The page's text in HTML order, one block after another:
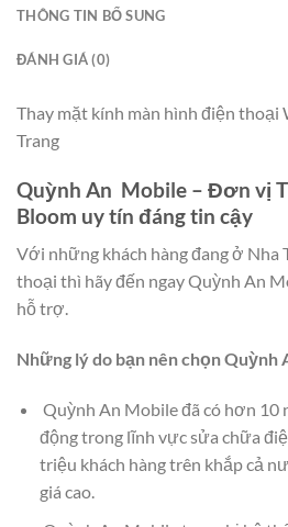
THÔNG TIN BỔ SUNG
ĐÁNH GIÁ (0)
Thay mặt kính màn hình điện thoại
Trang
Quỳnh An Mobile – Đơn vị
Bloom uy tín đáng tin cậy
Với những khách hàng đang ở Nha
thoại thì hãy đến ngay Quỳnh An
hỗ trợ.
Những lý do bạn nên chọn Quỳnh
Quỳnh An Mobile đã có hơn 10
động trong lĩnh vực sửa chữa
triệu khách hàng trên khắp cả
giá cao.